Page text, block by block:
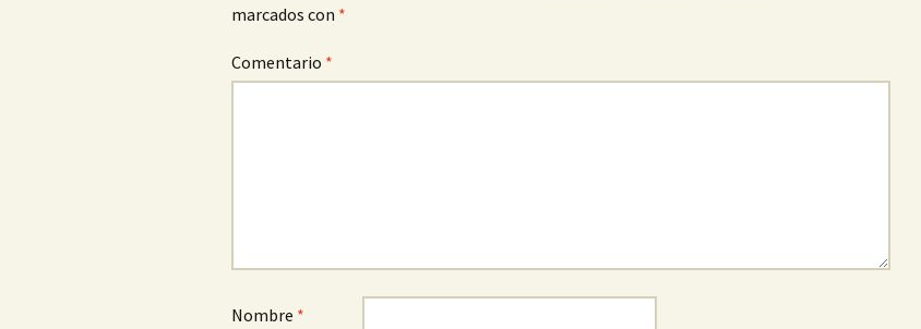
marcados con *
Comentario *
Nombre *